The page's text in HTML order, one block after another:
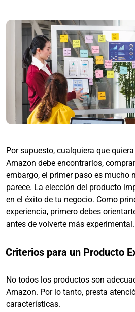
Por supuesto, cualquiera que
Amazon debe encontrarlos,
embargo, el primer paso es mucho
parece. La elección del producto
en el éxito de tu negocio. Como
experiencia, primero debes
antes de volverte más experimental.
Criterios para un Producto
No todos los productos son
Amazon. Por lo tanto, presta
características.